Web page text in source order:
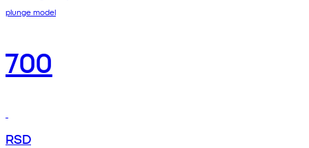
plunge model
700
RSD